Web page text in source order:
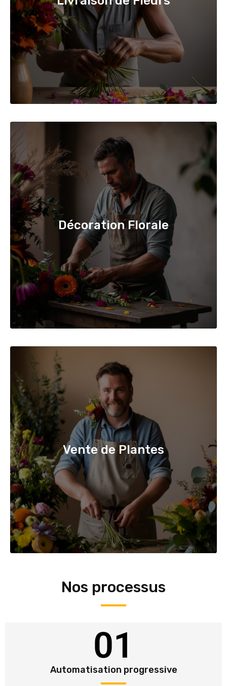
Décoration Florale
Vente de Plantes
Nos processus
01
Automatisation progressive